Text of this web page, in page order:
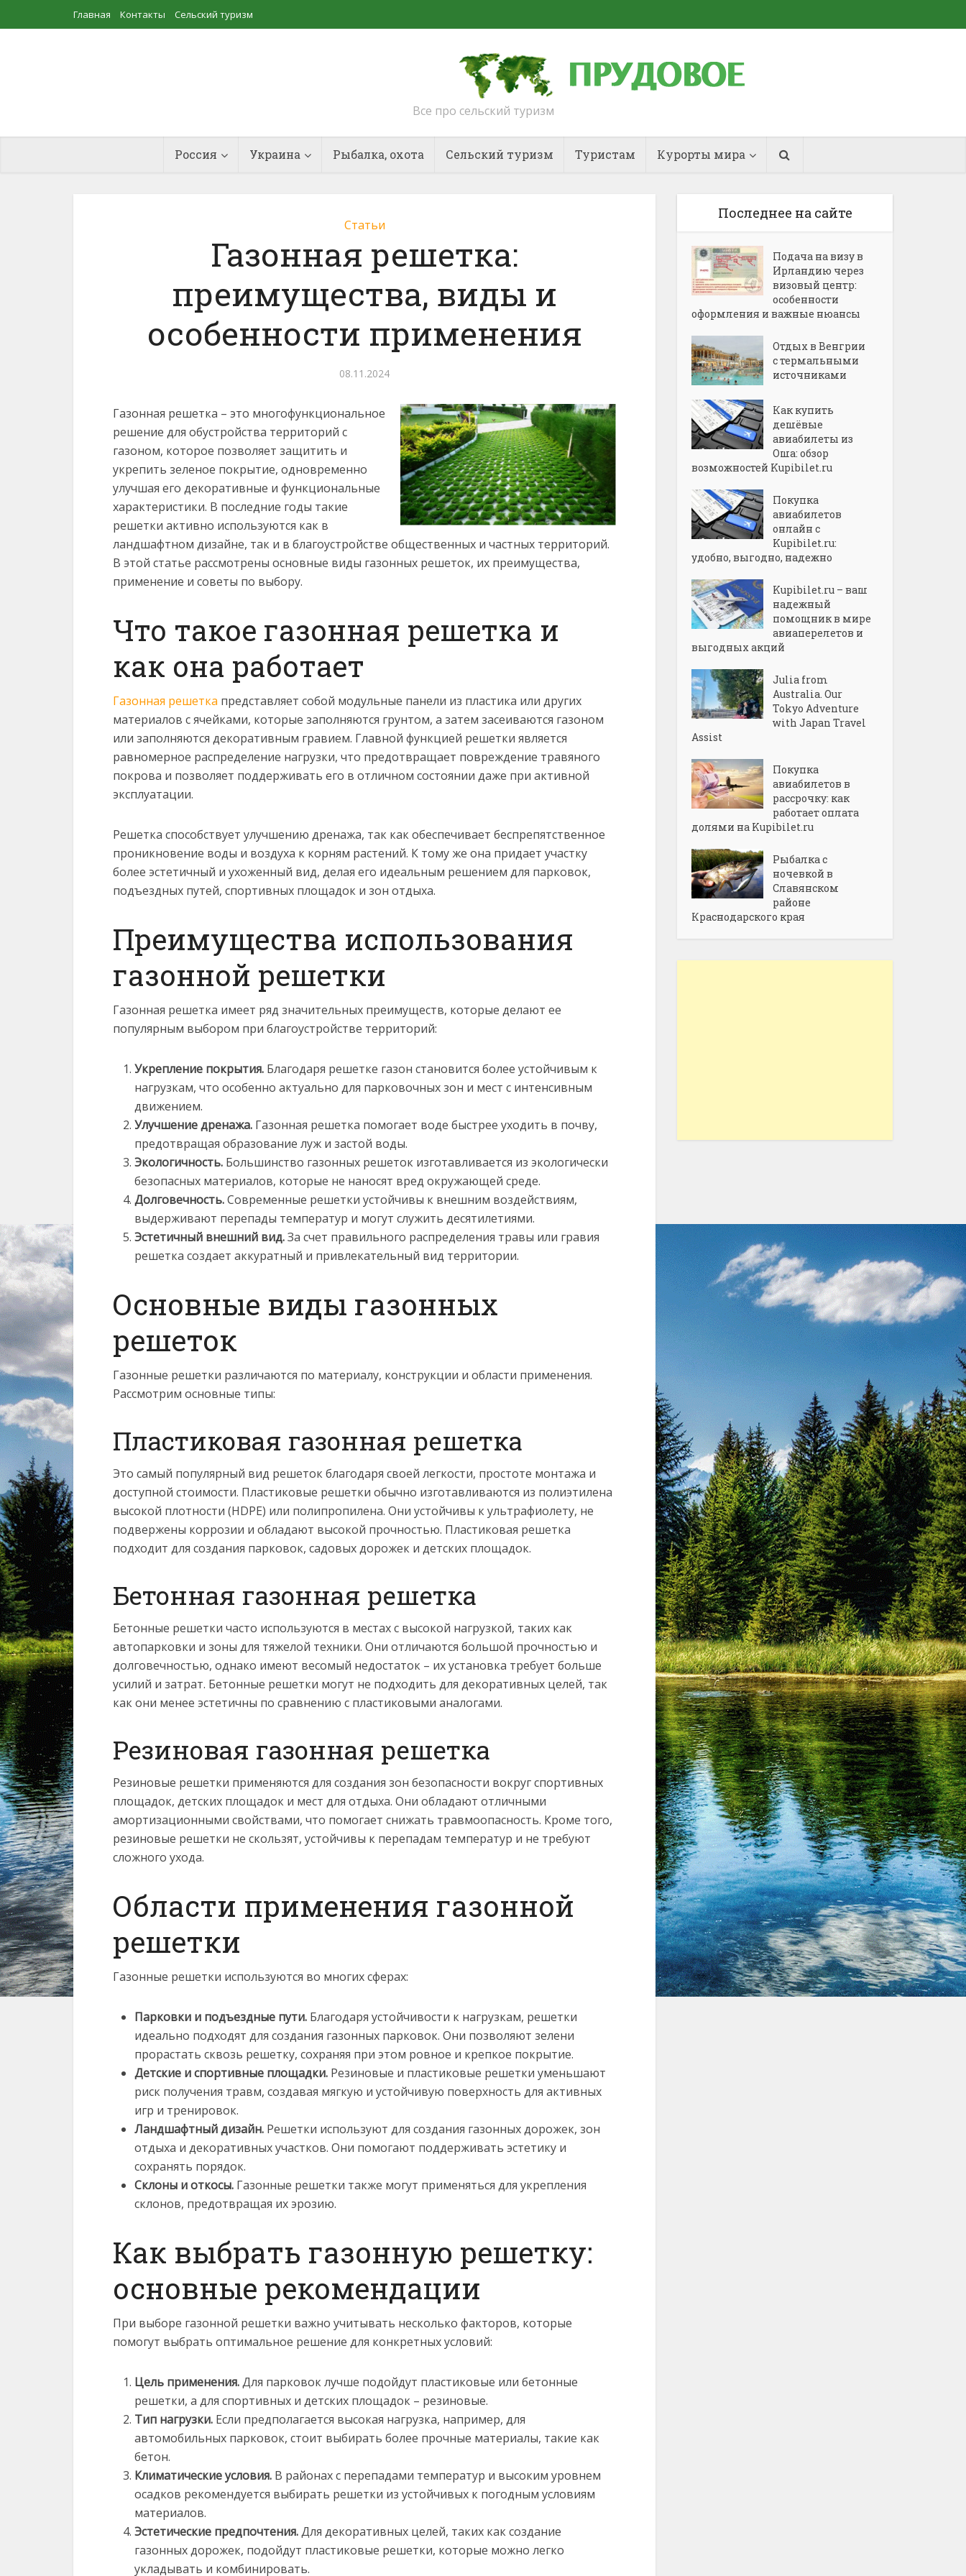
Главная Контакты Сельский туризм
Все про сельский туризм
Россия Украина Рыбалка, охота Сельский туризм Туристам Курорты мира
Статьи
Газонная решетка:
преимущества, виды и
особенности применения
08.11.2024
Газонная решетка – это многофункциональное
решение для обустройства территорий с
газоном, которое позволяет защитить и
укрепить зеленое покрытие, одновременно
улучшая его декоративные и функциональные
характеристики. В последние годы такие
решетки активно используются как в
ландшафтном дизайне, так и в благоустройстве общественных и частных территорий.
В этой статье рассмотрены основные виды газонных решеток, их преимущества,
применение и советы по выбору.
Что такое газонная решетка и
как она работает
Газонная решетка представляет собой модульные панели из пластика или других
материалов с ячейками, которые заполняются грунтом, а затем засеиваются газоном
или заполняются декоративным гравием. Главной функцией решетки является
равномерное распределение нагрузки, что предотвращает повреждение травяного
покрова и позволяет поддерживать его в отличном состоянии даже при активной
эксплуатации.
Решетка способствует улучшению дренажа, так как обеспечивает беспрепятственное
проникновение воды и воздуха к корням растений. К тому же она придает участку
более эстетичный и ухоженный вид, делая его идеальным решением для парковок,
подъездных путей, спортивных площадок и зон отдыха.
Преимущества использования
газонной решетки
Газонная решетка имеет ряд значительных преимуществ, которые делают ее
популярным выбором при благоустройстве территорий:
Укрепление покрытия. Благодаря решетке газон становится более устойчивым к
нагрузкам, что особенно актуально для парковочных зон и мест с интенсивным
движением.
Улучшение дренажа. Газонная решетка помогает воде быстрее уходить в почву,
предотвращая образование луж и застой воды.
Экологичность. Большинство газонных решеток изготавливается из экологически
безопасных материалов, которые не наносят вред окружающей среде.
Долговечность.Современные решетки устойчивы к внешним воздействиям,
выдерживают перепады температур и могут служить десятилетиями.
Эстетичный внешний вид.За счет правильного распределения травы или гравия
решетка создает аккуратный и привлекательный вид территории.
Основные виды газонных
решеток
Газонные решетки различаются по материалу, конструкции и области применения.
Рассмотрим основные типы:
Пластиковая газонная решетка
Это самый популярный вид решеток благодаря своей легкости, простоте монтажа и
доступной стоимости. Пластиковые решетки обычно изготавливаются из полиэтилена
высокой плотности (HDPE) или полипропилена. Они устойчивы к ультрафиолету, не
подвержены коррозии и обладают высокой прочностью. Пластиковая решетка
подходит для создания парковок, садовых дорожек и детских площадок.
Бетонная газонная решетка
Бетонные решетки часто используются в местах с высокой нагрузкой, таких как
автопарковки и зоны для тяжелой техники. Они отличаются большой прочностью и
долговечностью, однако имеют весомый недостаток – их установка требует больше
усилий и затрат. Бетонные решетки могут не подходить для декоративных целей, так
как они менее эстетичны по сравнению с пластиковыми аналогами.
Резиновая газонная решетка
Резиновые решетки применяются для создания зон безопасности вокруг спортивных
площадок, детских площадок и мест для отдыха. Они обладают отличными
амортизационными свойствами, что помогает снижать травмоопасность. Кроме того,
резиновые решетки не скользят, устойчивы к перепадам температур и не требуют
сложного ухода.
Области применения газонной
решетки
Газонные решетки используются во многих сферах:
Парковки и подъездные пути. Благодаря устойчивости к нагрузкам, решетки
идеально подходят для создания газонных парковок. Они позволяют зелени
прорастать сквозь решетку, сохраняя при этом ровное и крепкое покрытие.
Детские и спортивные площадки. Резиновые и пластиковые решетки уменьшают
риск получения травм, создавая мягкую и устойчивую поверхность для активных
игр и тренировок.
Ландшафтный дизайн. Решетки используют для создания газонных дорожек, зон
отдыха и декоративных участков. Они помогают поддерживать эстетику и
сохранять порядок.
Склоны и откосы. Газонные решетки также могут применяться для укрепления
склонов, предотвращая их эрозию.
Как выбрать газонную решетку:
основные рекомендации
При выборе газонной решетки важно учитывать несколько факторов, которые
помогут выбрать оптимальное решение для конкретных условий:
Цель применения.Для парковок лучше подойдут пластиковые или бетонные
решетки, а для спортивных и детских площадок – резиновые.
Тип нагрузки. Если предполагается высокая нагрузка, например, для
автомобильных парковок, стоит выбирать более прочные материалы, такие как
бетон.
Климатические условия. В районах с перепадами температур и высоким уровнем
осадков рекомендуется выбирать решетки из устойчивых к погодным условиям
материалов.
Эстетические предпочтения.Для декоративных целей, таких как создание
газонных дорожек, подойдут пластиковые решетки, которые можно легко
укладывать и комбинировать.
Последнее на сайте
Подача на визу в
Ирландию через
визовый центр:
особенности
оформления и важные нюансы
Отдых в Венгрии
с термальными
источниками
Как купить
дешёвые
авиабилеты из
Оша: обзор
возможностей Kupibilet.ru
Покупка
авиабилетов
онлайн с
Kupibilet.ru:
удобно, выгодно, надежно
Kupibilet.ru – ваш
надежный
помощник в мире
авиаперелетов и
выгодных акций
Julia from
Australia. Our
Tokyo Adventure
with Japan Travel
Assist
Покупка
авиабилетов в
рассрочку: как
работает оплата
долями на Kupibilet.ru
Рыбалка с
ночевкой в
Славянском
районе
Краснодарского края